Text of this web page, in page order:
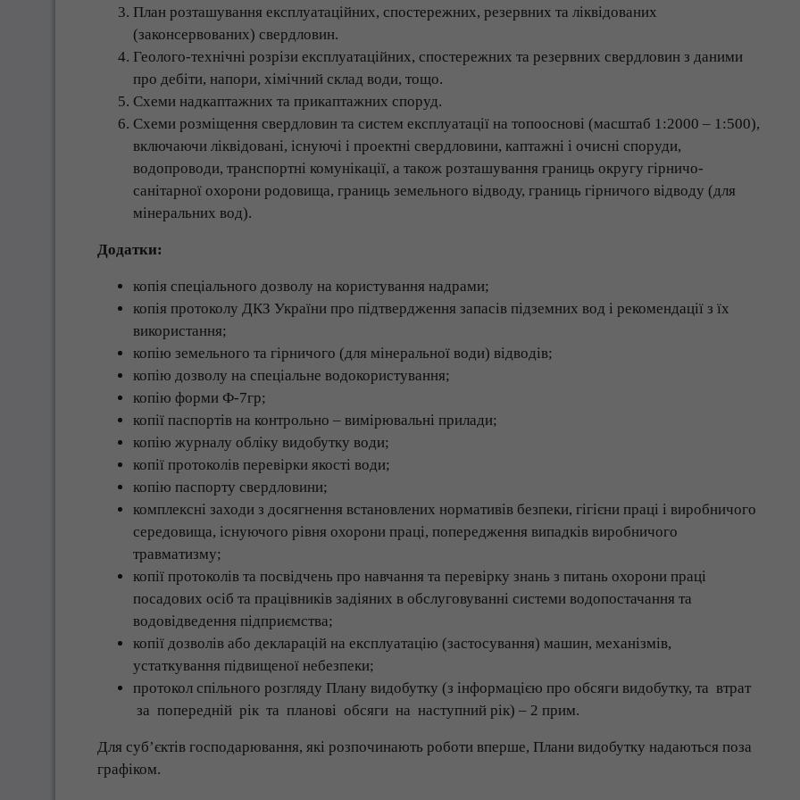
План розташування експлуатаційних, спостережних, резервних та ліквідованих
(законсервованих) свердловин.
Геолого-технічні розрізи експлуатаційних, спостережних та резервних свердловин з даними
про дебіти, напори, хімічний склад води, тощо.
Схеми надкаптажних та прикаптажних споруд.
Схеми розміщення свердловин та систем експлуатації на топооснові (масштаб 1:2000 – 1:500),
включаючи ліквідовані, існуючі і проектні свердловини, каптажні і очисні споруди,
водопроводи, транспортні комунікації, а також розташування границь округу гірничо-
санітарної охорони родовища, границь земельного відводу, границь гірничого відводу (для
мінеральних вод).
Додатки:
копія спеціального дозволу на користування надрами;
копія протоколу ДКЗ України про підтвердження запасів підземних вод і рекомендації з їх
використання;
копію земельного та гірничого (для мінеральної води) відводів;
копію дозволу на спеціальне водокористування;
копію форми Ф-7гр;
копії паспортів на контрольно – вимірювальні прилади;
копію журналу обліку видобутку води;
копії протоколів перевірки якості води;
копію паспорту свердловини;
комплексні заходи з досягнення встановлених нормативів безпеки, гігієни праці і виробничого
середовища, існуючого рівня охорони праці, попередження випадків виробничого
травматизму;
копії протоколів та посвідчень про навчання та перевірку знань з питань охорони праці
посадових осіб та працівників задіяних в обслуговуванні системи водопостачання та
водовідведення підприємства;
копії дозволів або декларацій на експлуатацію (застосування) машин, механізмів,
устаткування підвищеної небезпеки;
протокол спільного розгляду Плану видобутку (з інформацією про обсяги видобутку, та втрат
за попередній рік та планові обсяги на наступний рік) – 2 прим.
Для суб’єктів господарювання, які розпочинають роботи вперше, Плани видобутку надаються поза
графіком.